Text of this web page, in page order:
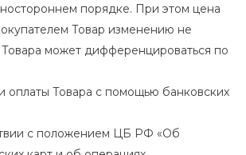
порядке. При этом цена
Товар изменению не
может дифференцироваться по
оплаты Товара с помощью банковских
с положением ЦБ РФ «Об